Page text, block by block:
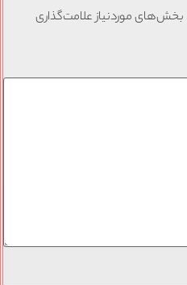
بخش‌های موردنیاز علامت‌گذاری